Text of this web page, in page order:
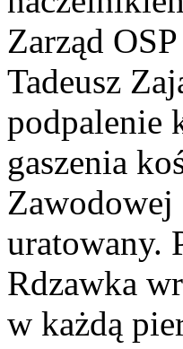
Zarząd
Tadeusz
podpalenie
gaszenia
Zawodowej
uratowany.
Rdzawka
w każdą